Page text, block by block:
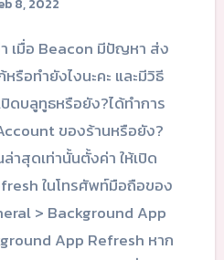
8, 2022
รือทำยังไงนะคะ และมีวิธี
ปิดบลูทูธหรือยัง?ได้ทำการ
ของร้านหรือยัง?
าสุดเท่านั้นตั้งค่า ให้เปิด
ในโทรศัพท์มือถือของ
> Background App
App Refresh หาก